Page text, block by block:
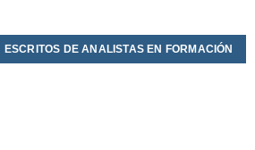
ESCRITOS DE ANALISTAS EN FORMACIÓN